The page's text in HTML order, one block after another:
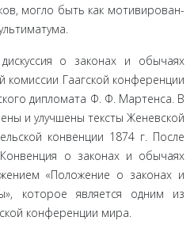
могло быть как мотивирован­
о законах и обычаях
комиссии Гаагской конферен­ции
дипломата Ф. Ф. Мар­тенса. В
и улучшены тексты Женевской
конвенции 1874 г. После
о законах и обычаях
«Положение о законах и
которое является од­ним из
конференции мира.